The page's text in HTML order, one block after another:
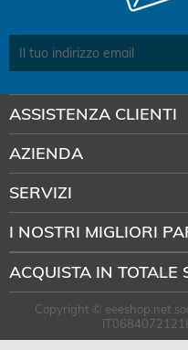
ASSISTENZA CLIENTI
AZIENDA
SERVIZI
I NOSTRI MIGLIORI
ACQUISTA IN TOTALE
Copyright © eeeshop.net